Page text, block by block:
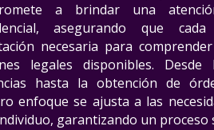
a brindar una
asegurando que
necesaria para
legales disponibles.
hasta la obtención de
enfoque se ajusta a las
garantizando un proceso